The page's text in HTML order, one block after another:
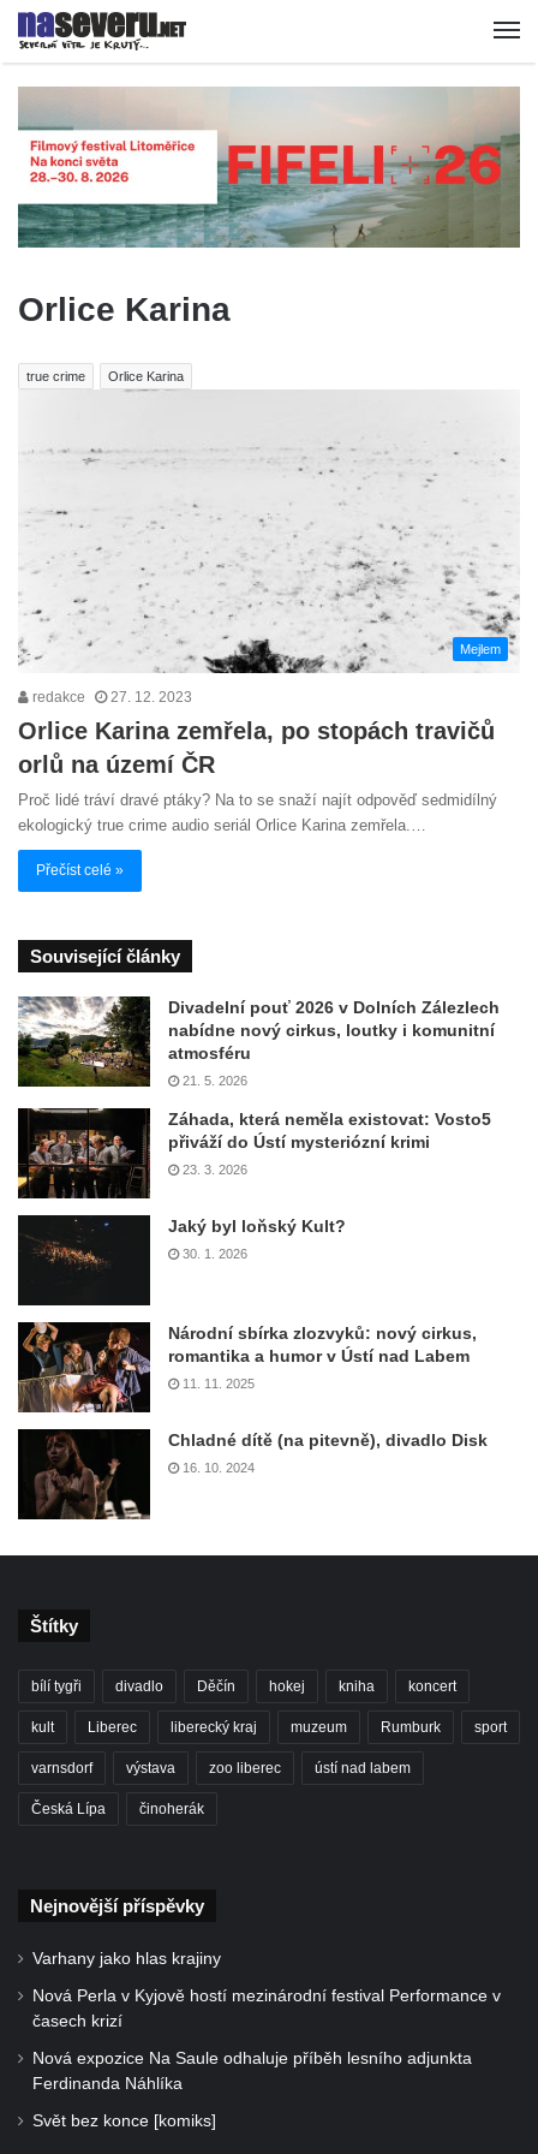
Orlice Karina
true crime Orlice Karina
Mejlem
redakce 27. 12. 2023
Orlice Karina zemřela, po stopách travičů
orlů na území ČR
Proč lidé tráví dravé ptáky? Na to se snaží najít odpověď sedmidílný
ekologický true crime audio seriál Orlice Karina zemřela.…
Přečíst celé »
Související články
Divadelní pouť 2026 v Dolních Zálezlech
nabídne nový cirkus, loutky i komunitní
atmosféru
21. 5. 2026
Záhada, která neměla existovat: Vosto5
přiváží do Ústí mysteriózní krimi
23. 3. 2026
Jaký byl loňský Kult?
30. 1. 2026
Národní sbírka zlozvyků: nový cirkus,
romantika a humor v Ústí nad Labem
11. 11. 2025
Chladné dítě (na pitevně), divadlo Disk
16. 10. 2024
Štítky
bílí tygři divadlo Děčín hokej kniha koncert
kult Liberec liberecký kraj muzeum Rumburk sport
varnsdorf výstava zoo liberec ústí nad labem
Česká Lípa činoherák
Nejnovější příspěvky
Varhany jako hlas krajiny
Nová Perla v Kyjově hostí mezinárodní festival Performance v
časech krizí
Nová expozice Na Saule odhaluje příběh lesního adjunkta
Ferdinanda Náhlíka
Svět bez konce [komiks]